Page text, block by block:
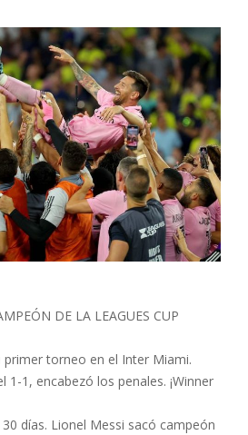
DE LA LEAGUES CUP
primer torneo en el Inter Miami.
1-1, encabezó los penales. ¡Winner
días. Lionel Messi sacó campeón